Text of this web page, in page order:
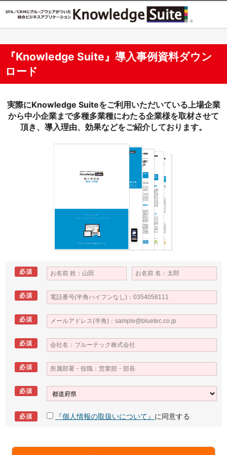
『Knowledge Suite』 導入事例資料ダウン
ロード
実際にKnowledge Suiteをご利用いただいている上場企業
から中小企業まで多種多業種にわたる企業様を取材させて
頂き、導入理由、効果などをご紹介しております。
必須
必須
必須
必須
必須
必須
必須 『個人情報の取扱いについて』 に同意する